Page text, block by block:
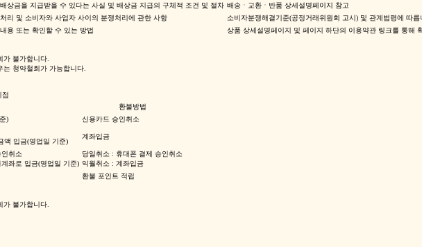
상금을 지급받을 수 있다는 사실 및 배상금 지급의 구체적 조건 및 절차 배송ㆍ교환ㆍ반품 상세설명페이지 참고
리 및 소비자와 사업자 사이의 분쟁처리에 관한 사항
소비자분쟁해결기준(공정거래위원회 고시) 및 관계법령에 따릅
용 또는 확인할 수 있는 방법
상품 상세설명페이지 및 페이지 하단의 이용약관 링크를 통해
불가합니다.
청약철회가 가능합니다.
점
환불방법
) 신용카드 승인취소
액 입금(영업일 기준)
계좌입금
취소
좌로 입금(영업일 기준)
당일취소 : 휴대폰 결제 승인취소
익월취소 : 계좌입금
환불 포인트 적립
불가합니다.